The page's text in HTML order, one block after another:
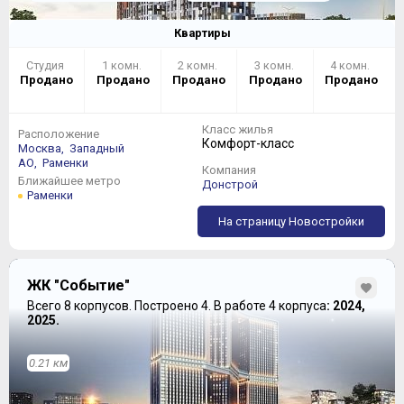
СХЕМА ПОКУПКИ
В марте 2018 года Лидер-Инвест открыл на объекте
офис продаж, работающий ежедневно с 9 утра до 9
Квартиры
Студия
Продано
1 комн.
Продано
2 комн.
Продано
3 комн.
Продано
4 комн.
Продано
Расположение
Москва,
Западный
АО,
Раменки
Ближайшее метро
Раменки
Класс жилья
Комфорт-класс
Компания
Донстрой
На страницу Новостройки
ЖК "Событие"
Всего 8 корпусов. Построено 4. В работе 4 корпуса: 2024,
2025.
0.21 км